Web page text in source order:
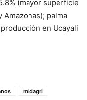
(mayor superficie
Amazonas); palma
en Ucayali
midagri